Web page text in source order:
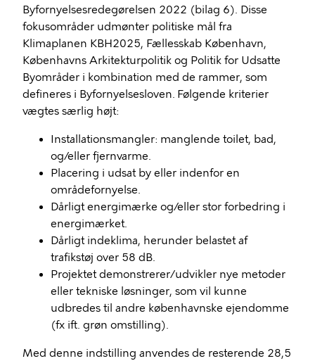
Byfornyelsesredegørelsen 2022 (bilag 6). Disse
fokusområder udmønter politiske mål fra
Klimaplanen KBH2025, Fællesskab København,
Københavns Arkitekturpolitik og Politik for Udsatte
Byområder i kombination med de rammer, som
defineres i Byfornyelsesloven. Følgende kriterier
vægtes særlig højt:
Installationsmangler: manglende toilet, bad,
og/eller fjernvarme.
Placering i udsat by eller indenfor en
områdefornyelse.
Dårligt energimærke og/eller stor forbedring i
energimærket.
Dårligt indeklima, herunder belastet af
trafikstøj over 58 dB.
Projektet demonstrerer/udvikler nye metoder
eller tekniske løsninger, som vil kunne
udbredes til andre københavnske ejendomme
(fx ift. grøn omstilling).
Med denne indstilling anvendes de resterende 28,5